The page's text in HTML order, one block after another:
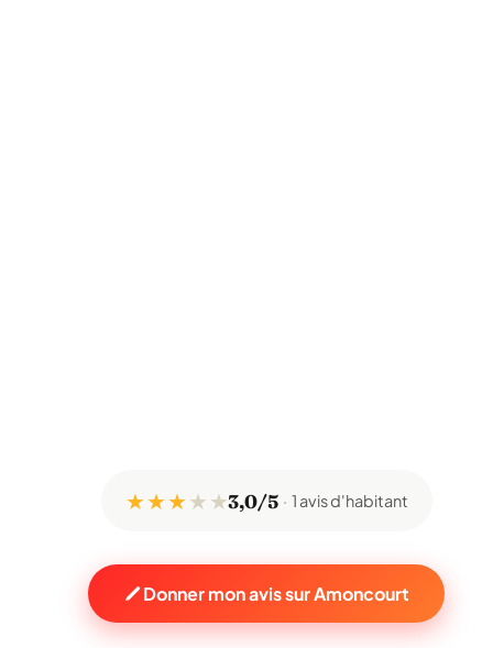
★ ★ ★★ ★3,0/5 1 avis d'habitant
Donner mon avis sur Amoncourt